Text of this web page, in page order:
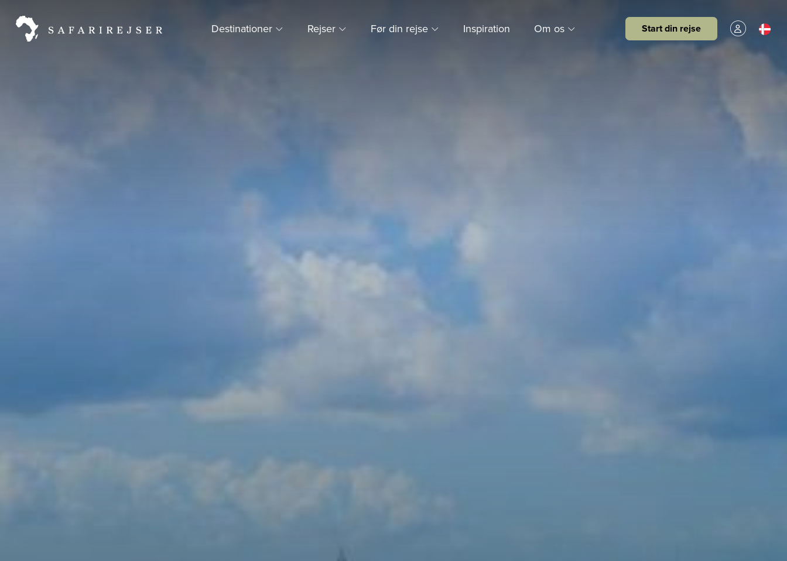
Destinationer Rejser Før din rejse Inspiration Om os Start din rejse